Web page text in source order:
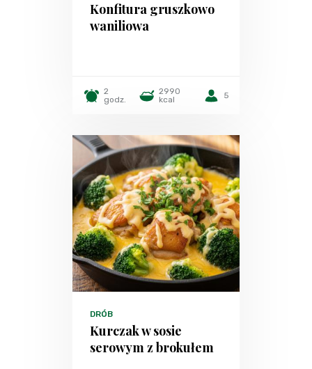
Konfitura gruszkowo
waniliowa
2
godz.
2990
kcal
5
DRÓB
Kurczak w sosie
serowym z brokułem